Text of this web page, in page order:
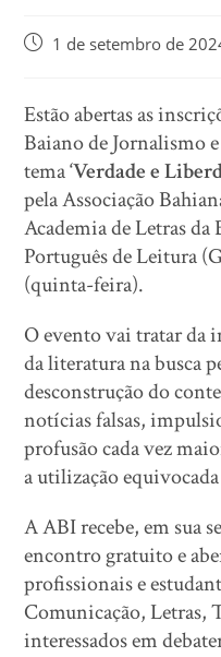
1 de setembro de
Estão abertas as
Baiano de Jornalismo
tema‘Verdade e
pela Associação
Academia de Letras
Português de Leitura
(quinta-feira).
O evento vai tratar
da literatura na busca
desconstrução do
notícias falsas,
profusão cada vez
a utilização
A ABI recebe, em sua
encontro gratuito e
profissionais e
Comunicação, Letras,
interessados em